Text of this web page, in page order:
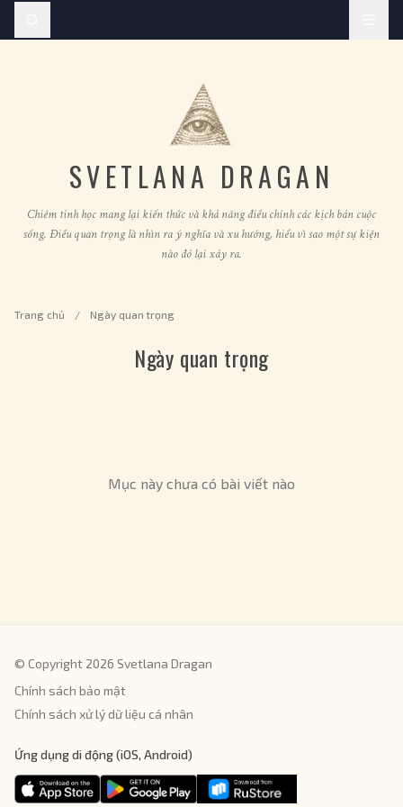
SVETLANA DRAGAN
Chiêm tinh học mang lại kiến thức và khả năng điều chỉnh các kịch bản cuộc
sống. Điều quan trọng là nhìn ra ý nghĩa và xu hướng, hiểu vì sao một sự kiện
nào đó lại xảy ra.
Trang chủ / Ngày quan trọng
Ngày quan trọng
Mục này chưa có bài viết nào
© Copyright 2026 Svetlana Dragan
Chính sách bảo mật
Chính sách xử lý dữ liệu cá nhân
Ứng dụng di động (iOS, Android)